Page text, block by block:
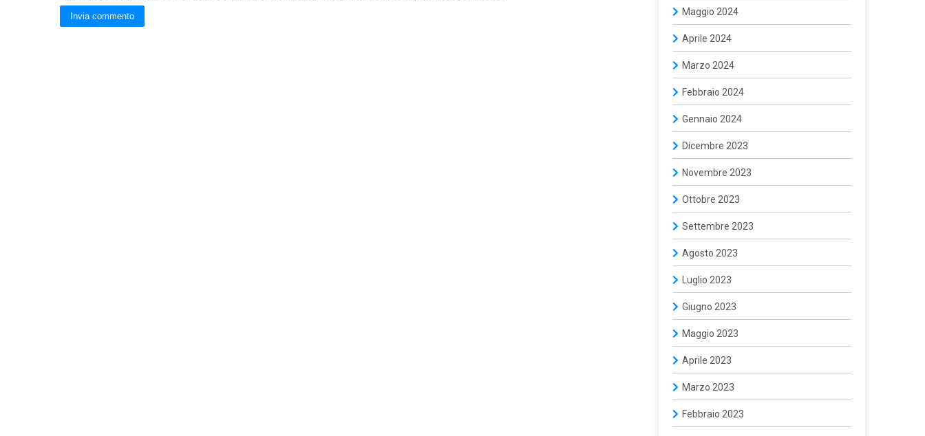
Maggio 2024
Aprile 2024
Marzo 2024
Febbraio 2024
Gennaio 2024
Dicembre 2023
Novembre 2023
Ottobre 2023
Settembre 2023
Agosto 2023
Luglio 2023
Giugno 2023
Maggio 2023
Aprile 2023
Marzo 2023
Febbraio 2023